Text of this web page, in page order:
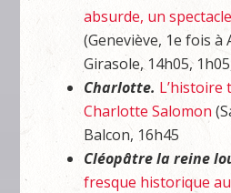
absurde, un
(Geneviève, 1e fois à
Girasole, 14h05,
Charlotte. L’histoire
Charlotte Salomon
Balcon, 16h45
Cléopâtre la reine
fresque historique